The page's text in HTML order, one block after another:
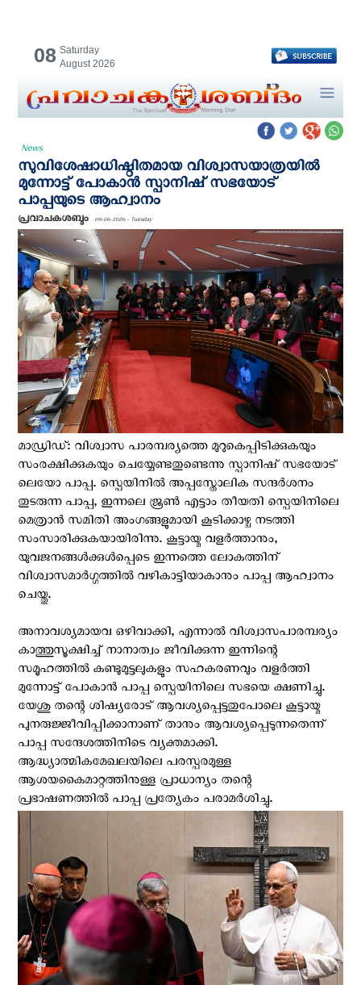
08 Saturday
August 2026
News
സുവിശേഷാധിഷ്ഠിതമായ വിശ്വാസയാത്രയിൽ
മുന്നോട്ട് പോകാൻ സ്പാനിഷ് സഭയോട്
പാപ്പയുടെ ആഹ്വാനം
പ്രവാചകശബ്ദം 09-06-2026 - Tuesday
മാഡ്രിഡ്: വിശ്വാസ പാരമ്പര്യത്തെ മുറുകെപ്പിടിക്കുകയും
സംരക്ഷിക്കുകയും ചെയ്യേണ്ടതുണ്ടെന്നു സ്പാനിഷ് സഭയോട്
ലെയോ പാപ്പ. സ്പെയിനില്‍ അപ്പസ്തോലിക സന്ദര്‍ശനം
തുടരുന്ന പാപ്പ, ഇന്നലെ ജൂൺ എട്ടാം തീയതി സ്പെയിനിലെ
മെത്രാൻ സമിതി അംഗങ്ങളുമായി കൂടിക്കാഴ്ച നടത്തി
സംസാരിക്കുകയായിരിന്നു. കൂട്ടായ്മ വളർത്താനും,
യുവജനങ്ങൾക്കുൾപ്പെടെ ഇന്നത്തെ ലോകത്തിന്
വിശ്വാസമാർഗ്ഗത്തിൽ വഴികാട്ടിയാകാനും പാപ്പ ആഹ്വാനം
ചെയ്തു.
അനാവശ്യമായവ ഒഴിവാക്കി, എന്നാൽ വിശ്വാസപാരമ്പര്യം
കാത്തുസൂക്ഷിച്ച് നാനാത്വം ജീവിക്കുന്ന ഇന്നിന്റെ
സമൂഹത്തിൽ കണ്ടുമുട്ടലുകളും സഹകരണവും വളർത്തി
മുന്നോട്ട് പോകാൻ പാപ്പ സ്പെയിനിലെ സഭയെ ക്ഷണിച്ചു.
യേശു തന്റെ ശിഷ്യരോട് ആവശ്യപ്പെട്ടതുപോലെ കൂട്ടായ്മ
പുനരുജ്ജീവിപ്പിക്കാനാണ് താനും ആവശ്യപ്പെടുന്നതെന്ന്
പാപ്പ സന്ദേശത്തിനിടെ വ്യക്തമാക്കി.
ആദ്ധ്യാത്മികമേഖലയിലെ പരസ്പരമുള്ള
ആശയകൈമാറ്റത്തിനുള്ള പ്രാധാന്യം തന്റെ
പ്രഭാഷണത്തിൽ പാപ്പ പ്രത്യേകം പരാമർശിച്ചു.